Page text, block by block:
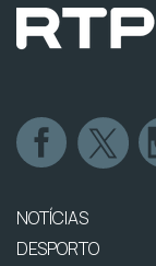
NOTÍCIAS
DESPORTO